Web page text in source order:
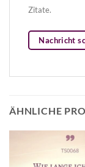
Zitate.
Nachricht
ÄHNLICHE